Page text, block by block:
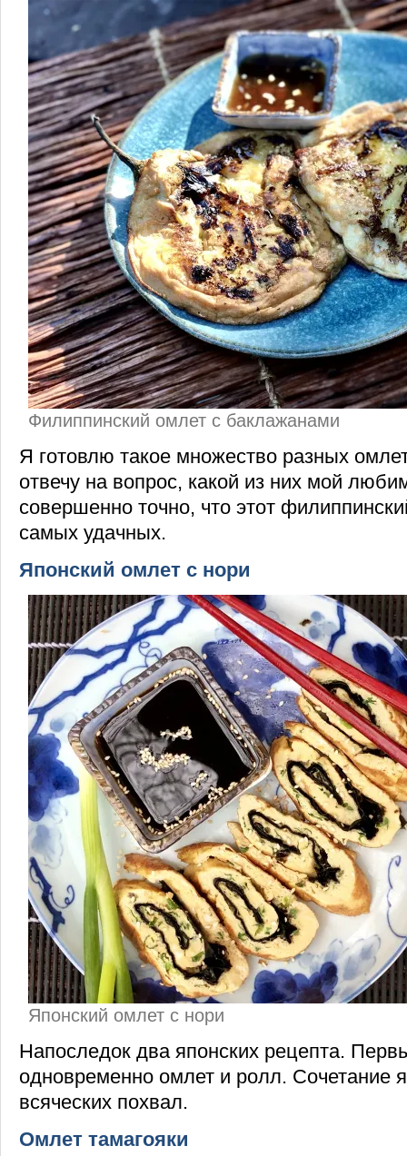
Филиппинский омлет с баклажанами
Я готовлю такое множество разных
отвечу на вопрос, какой из них мой
совершенно точно, что этот
самых удачных.
Японский омлет с нори
Японский омлет с нори
Напоследок два японских рецепта.
одновременно омлет и ролл. Сочетание
всяческих похвал.
Омлет тамагояки